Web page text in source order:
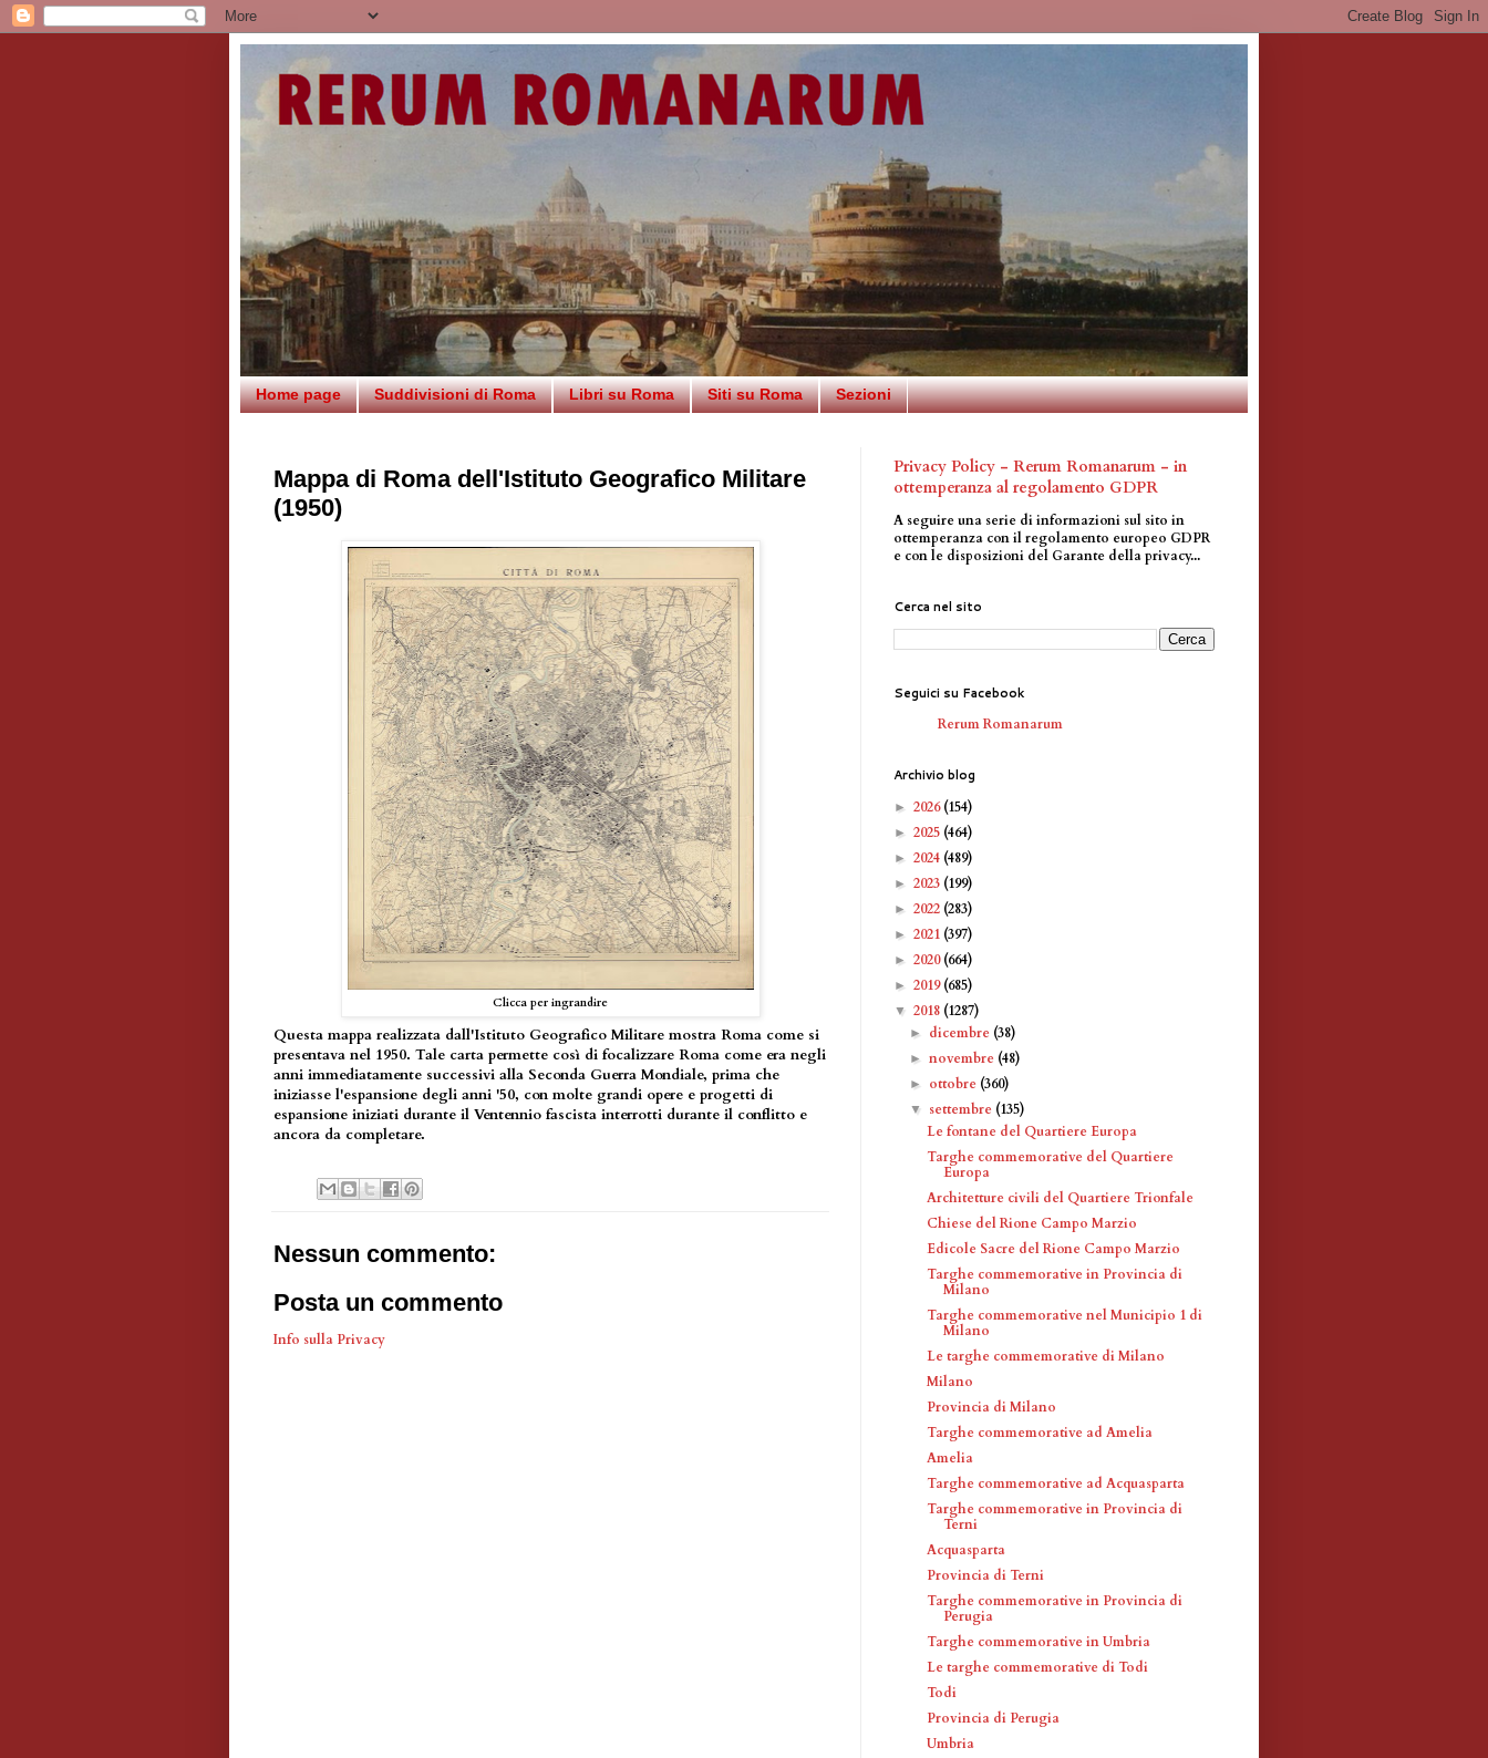
Home page Suddivisioni di Roma Libri su Roma Siti su Roma Sezioni
Mappa di Roma dell'Istituto Geografico Militare
(1950)
Clicca per ingrandire
Questa mappa realizzata dall'Istituto Geografico Militare mostra Roma come si
presentava nel 1950. Tale carta permette così di focalizzare Roma come era negli
anni immediatamente successivi alla Seconda Guerra Mondiale, prima che
iniziasse l'espansione degli anni '50, con molte grandi opere e progetti di
espansione iniziati durante il Ventennio fascista interrotti durante il conflitto e
ancora da completare.
Nessun commento:
Posta un commento
Info sulla Privacy
Privacy Policy - Rerum Romanarum - in
ottemperanza al regolamento GDPR
A seguire una serie di informazioni sul sito in
ottemperanza con il regolamento europeo GDPR
e con le disposizioni del Garante della privacy...
Cerca nel sito
Seguici su Facebook
Rerum Romanarum
Archivio blog
► 2026(154)
► 2025 (464)
► 2024 (489)
► 2023 (199)
► 2022 (283)
► 2021 (397)
► 2020(664)
► 2019(685)
▼ 2018 (1287)
► dicembre (38)
►novembre (48)
► ottobre (360)
▼ settembre (135)
Le fontane del Quartiere Europa
Targhe commemorative del Quartiere
Europa
Architetture civili del Quartiere Trionfale
Chiese del Rione Campo Marzio
Edicole Sacre del Rione Campo Marzio
Targhe commemorative in Provincia di
Milano
Targhe commemorative nel Municipio 1 di
Milano
Le targhe commemorative di Milano
Milano
Provincia di Milano
Targhe commemorative ad Amelia
Amelia
Targhe commemorative ad Acquasparta
Targhe commemorative in Provincia di
Terni
Acquasparta
Provincia di Terni
Targhe commemorative in Provincia di
Perugia
Targhe commemorative in Umbria
Le targhe commemorative di Todi
Todi
Provincia di Perugia
Umbria